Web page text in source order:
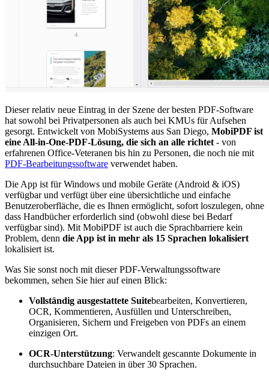
Dieser relativ neue Eintrag in der Szene der besten PDF-Software
hat sowohl bei Privatpersonen als auch bei KMUs für Aufsehen
gesorgt. Entwickelt von MobiSystems aus San Diego, MobiPDF ist
eine All-in-One-PDF-Lösung, die sich an alle richtet - von
erfahrenen Office-Veteranen bis hin zu Personen, die noch nie mit
PDF-Bearbeitungssoftware verwendet haben.
Die App ist für Windows und mobile Geräte (Android & iOS)
verfügbar und verfügt über eine übersichtliche und einfache
Benutzeroberfläche, die es Ihnen ermöglicht, sofort loszulegen, ohne
dass Handbücher erforderlich sind (obwohl diese bei Bedarf
verfügbar sind). Mit MobiPDF ist auch die Sprachbarriere kein
Problem, denn die App ist in mehr als 15 Sprachen lokalisiert
lokalisiert ist.
Was Sie sonst noch mit dieser PDF-Verwaltungssoftware
bekommen, sehen Sie hier auf einen Blick:
Vollständig ausgestattete Suitebearbeiten, Konvertieren,
OCR, Kommentieren, Ausfüllen und Unterschreiben,
Organisieren, Sichern und Freigeben von PDFs an einem
einzigen Ort.
OCR-Unterstützung: Verwandelt gescannte Dokumente in
durchsuchbare Dateien in über 30 Sprachen.